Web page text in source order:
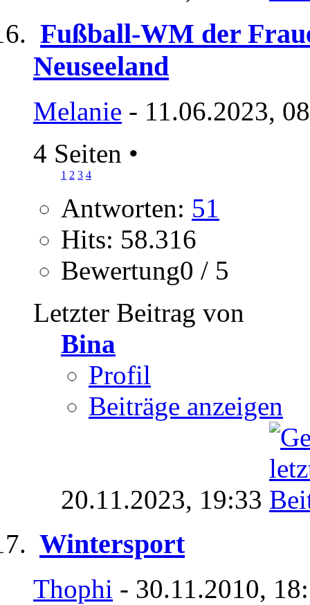
Fußball-WM der
Neuseeland
Melanie - 11.06.2023,
4 Seiten •
1 2 3 4
Antworten: 51
Hits: 58.316
Bewertung0 / 5
Letzter Beitrag von
Bina
Profil
Beiträge anzeigen
20.11.2023, 19:33
Wintersport
Thophi - 30.11.2010,